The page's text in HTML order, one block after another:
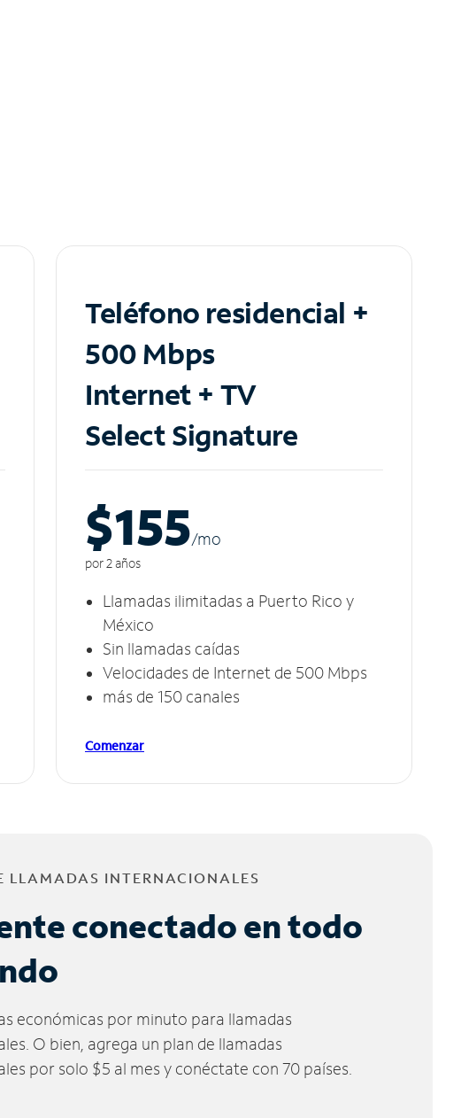
Teléfono residencial +
500 Mbps
Internet + TV
Select Signature
$155/mo
por 2 años
Llamadas ilimitadas a Puerto Rico y
México
Sin llamadas caídas
Velocidades de Internet de 500 Mbps
más de 150 canales
Comenzar
LLAMADAS INTERNACIONALES
conectado en todo
económicas por minuto para llamadas
O bien, agrega un plan de llamadas
por solo $5 al mes y conéctate con 70 países.